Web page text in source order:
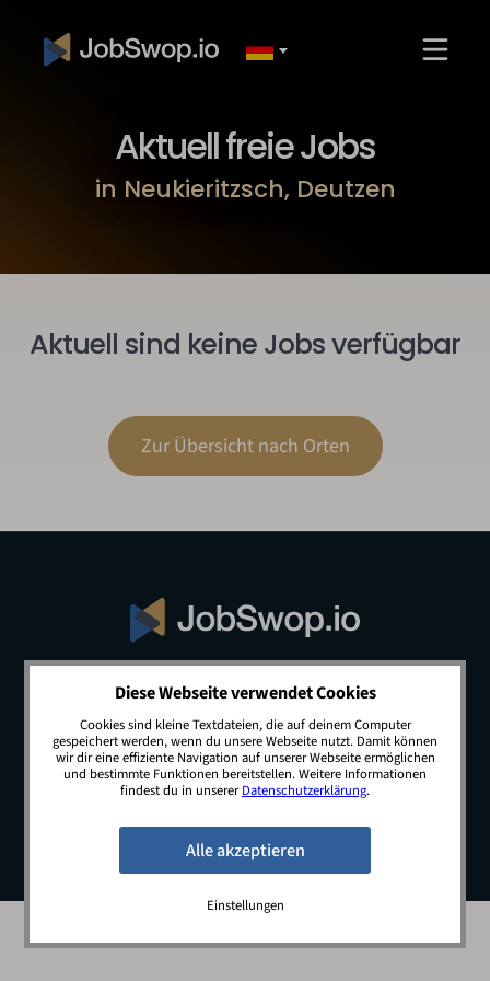
Aktuell freie Jobs
in Neukieritzsch, Deutzen
Aktuell sind keine Jobs verfügbar
Zur Übersicht nach Orten
© 2026 JobSwop.io · All rights reserved.
Blog Jobs Newsletter
Kontakt
Preise
Impressum Datenschutz
Diese Webseite verwendet Cookies
Cookies sind kleine Textdateien, die auf deinem Computer
gespeichert werden, wenn du unsere Webseite nutzt. Damit können
wir dir eine effiziente Navigation auf unserer Webseite ermöglichen
und bestimmte Funktionen bereitstellen. Weitere Informationen
findest du in unsererDatenschutzerklärung.
Einstellungen